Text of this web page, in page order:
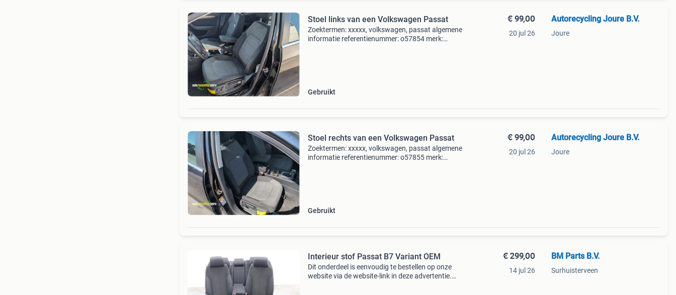
Stoel links van een Volkswagen Passat
Zoektermen: xxxxx, volkswagen, passat algemene
informatie referentienummer: o57854 merk:
Gebruikt
€ 99,00
20 jul 26
Autorecycling Joure B.V.
Joure
Stoel rechts van een Volkswagen Passat
Zoektermen: xxxxx, volkswagen, passat algemene
informatie referentienummer: o57855 merk:
Gebruikt
€ 99,00
20 jul 26
Autorecycling Joure B.V.
Joure
Interieur stof Passat B7 Variant OEM
Dit onderdeel is eenvoudig te bestellen op onze
website via de website-link in deze advertentie.
€ 299,00
14 jul 26
BM Parts B.V.
Surhuisterveen